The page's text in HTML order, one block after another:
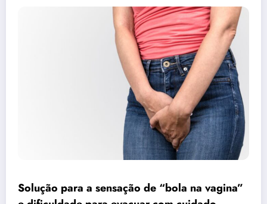
Solução para a sensação de “bola na vagina”